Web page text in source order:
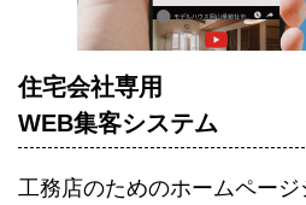
住宅会社専用
WEB集客システム
工務店のためのホームページ